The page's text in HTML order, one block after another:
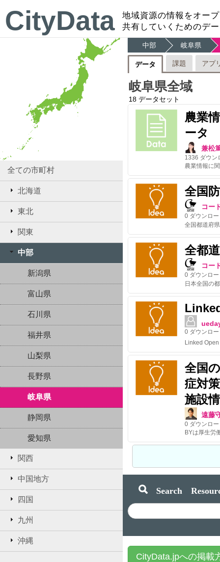
CityData
地域資源の情報をオー
共有していくためのデ
全ての市町村
北海道
東北
関東
中部
新潟県
富山県
石川県
福井県
山梨県
長野県
岐阜県
静岡県
愛知県
関西
中国地方
四国
九州
沖縄
中部 岐阜県
データ 課題 アプ
岐阜県全域
18 データセット
農業
ータ
兼松
1336 ダウン
全国
コー
0 ダウンロ
全都
コー
0 ダウンロ
0 ダウンロ
全国
症対
施設
遠藤
0 ダウンロ
BYは厚生労
Search
CityData.jpへの掲載